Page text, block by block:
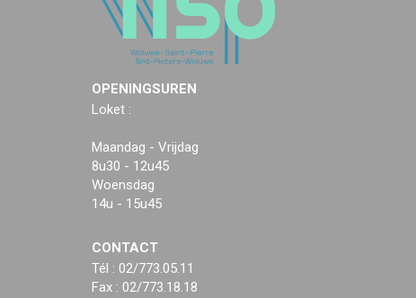
OPENINGSUREN
Loket :
Maandag - Vrijdag
8u30 - 12u45
Woensdag
14u - 15u45
CONTACT
Tél : 02/773.05.11
Fax : 02/773.18.18